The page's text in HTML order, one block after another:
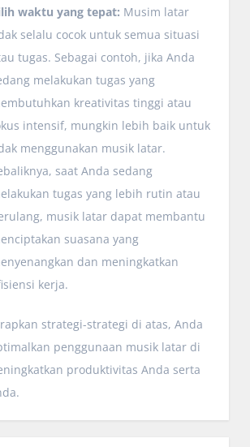
waktu yang tepat: Musim latar
selalu cocok untuk semua situasi
tugas. Sebagai contoh, jika Anda
melakukan tugas yang
kreativitas tinggi atau
intensif, mungkin lebih baik untuk
menggunakan musik latar.
saat Anda sedang
tugas yang lebih rutin atau
musik latar dapat membantu
suasana yang
dan meningkatkan
kerja.
strategi-strategi di atas, Anda
penggunaan musik latar di
produktivitas Anda serta